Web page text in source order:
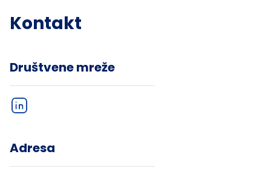
Kontakt
Društvene mreže
Adresa